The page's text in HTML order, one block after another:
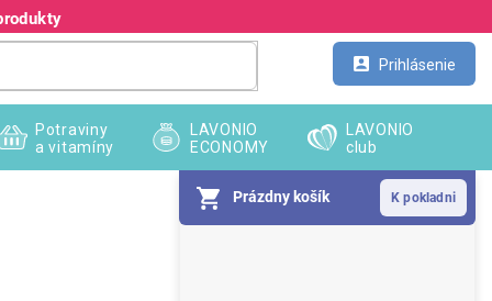
Prihlásenie
Prázdny košík
Potraviny
a vitamíny
LAVONIO
ECONOMY
LAVONIO
club